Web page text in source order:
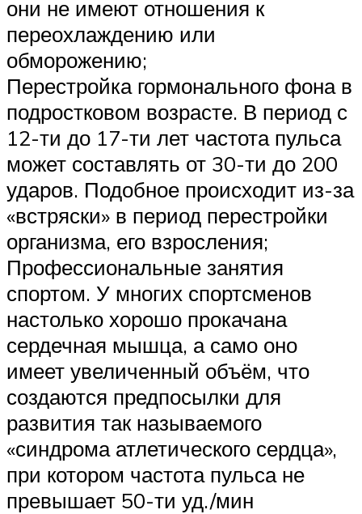
они не имеют отношения к
переохлаждению или
обморожению;
Перестройка гормонального фона в
подростковом возрасте. В период с
12-ти до 17-ти лет частота пульса
может составлять от 30-ти до 200
ударов. Подобное происходит из-за
«встряски» в период перестройки
организма, его взросления;
Профессиональные занятия
спортом. У многих спортсменов
настолько хорошо прокачана
сердечная мышца, а само оно
имеет увеличенный объём, что
создаются предпосылки для
развития так называемого
«синдрома атлетического сердца»,
при котором частота пульса не
превышает 50-ти уд./мин